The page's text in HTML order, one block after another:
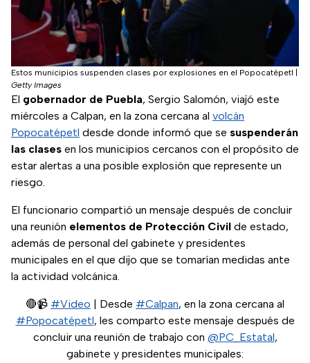
Estos municipios suspenden clases por explosiones en el Popocatépetl
Getty Images
El gobernador de Puebla, Sergio Salomón, viajó este
miércoles a Calpan, en la zona cercana al volcán
Popocatépetl desde donde informó que se suspenderán
las clases en los municipios cercanos con el propósito de
estar alertas a una posible explosión que represente un
riesgo.
El funcionario compartió un mensaje después de concluir
una reunión elementos de Protección Civil de estado,
además de personal del gabinete y presidentes
municipales en el que dijo que se tomarían medidas ante
la actividad volcánica.
🔴📹 #Video | Desde #Calpan, en la zona cercana al
#Popocatépetl, les comparto este mensaje después de
concluir una reunión de trabajo con @PC_Estatal,
gabinete y presidentes municipales: